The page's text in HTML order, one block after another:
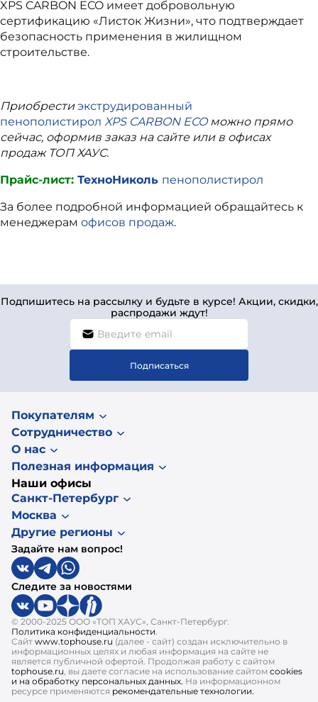
XPS CARBON ECO имеет добровольную
сертификацию «Листок Жизни», что подтверждает
безопасность применения в жилищном
строительстве.
Приобрестиэкструдированный
пенополистирол XPS CARBON ECO можно прямо
сейчас, оформив заказ на сайте или в офисах
продаж ТОП ХАУС.
Прайс-лист: ТехноНиколь пенополистирол
За более подробной информацией обращайтесь к
менеджерам офисов продаж.
Подпишитесь на рассылку и будьте в курсе! Акции, скидки,
распродажи ждут!
Подписаться
Покупателям
Сотрудничество
О нас
Полезная информация
Наши офисы
Санкт-Петербург
Москва
Другие регионы
Задайте нам вопрос!
Следите за новостями
© 2000-2025 ООО «ТОП ХАУС», Санкт-Петербург.
Политика конфиденциальности.
Сайт www.tophouse.ru (далее - сайт) создан исключительно в
информационных целях и любая информация на сайте не
является публичной офертой. Продолжая работу с сайтом
tophouse.ru, вы даете согласие на использование сайтом cookies
и на обработку персональных данных. На информационном
ресурсе применяются рекомендательные технологии.